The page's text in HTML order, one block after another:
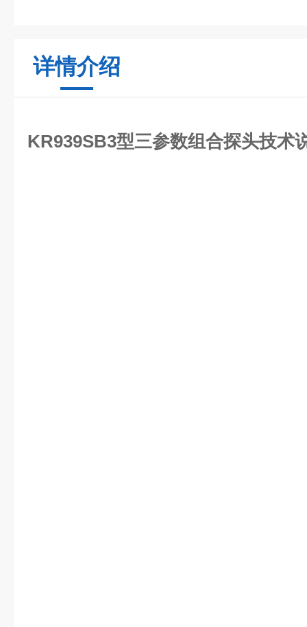
详情介绍
KR939SB3型三参数组合探头技术